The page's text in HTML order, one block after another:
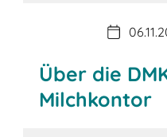
Über die
Milchkontor